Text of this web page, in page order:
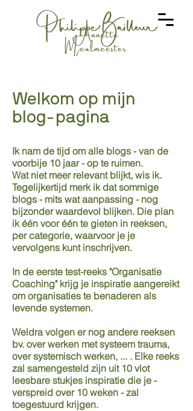
Welkom op mijn
blog-pagina
Ik nam de tijd om alle blogs - van de
voorbije 10 jaar - op te ruimen.
Wat niet meer relevant blijkt, wis ik.
Tegelijkertijd merk ik dat sommige
blogs - mits wat aanpassing - nog
bijzonder waardevol blijken. Die plan
ik één voor één te gieten in reeksen,
per categorie, waarvoor je je
vervolgens kunt inschrijven.
In de eerste test-reeks "Organisatie
Coaching" krijg je inspiratie aangereikt
om organisaties te benaderen als
levende systemen.
Weldra volgen er nog andere reeksen
bv. over werken met systeem trauma,
over systemisch werken, ... . Elke reeks
zal samengesteld zijn uit 10 vlot
leesbare stukjes inspiratie die je -
verspreid over 10 weken - zal
toegestuurd krijgen.